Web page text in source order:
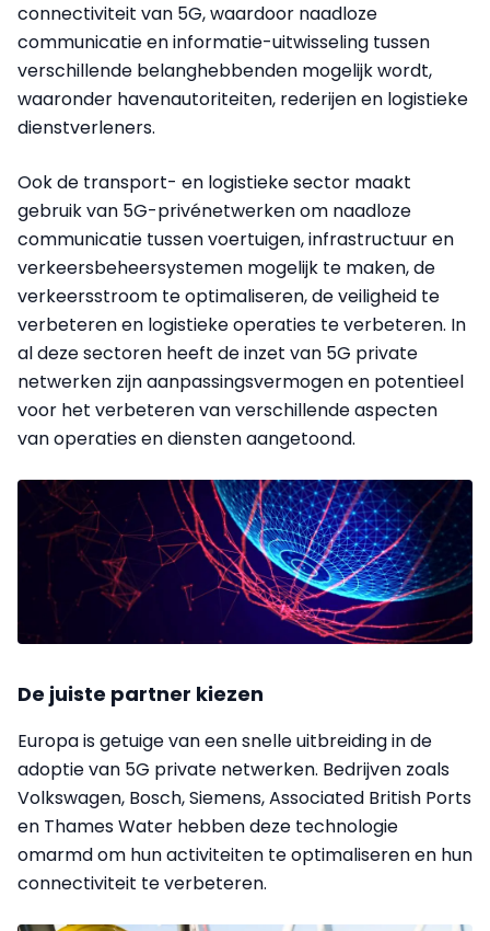
connectiviteit van 5G, waardoor naadloze
communicatie en informatie-uitwisseling tussen
verschillende belanghebbenden mogelijk wordt,
waaronder havenautoriteiten, rederijen en logistieke
dienstverleners.
Ook de transport- en logistieke sector maakt
gebruik van 5G-privénetwerken om naadloze
communicatie tussen voertuigen, infrastructuur en
verkeersbeheersystemen mogelijk te maken, de
verkeersstroom te optimaliseren, de veiligheid te
verbeteren en logistieke operaties te verbeteren. In
al deze sectoren heeft de inzet van 5G private
netwerken zijn aanpassingsvermogen en potentieel
voor het verbeteren van verschillende aspecten
van operaties en diensten aangetoond.
De juiste partner kiezen
Europa is getuige van een snelle uitbreiding in de
adoptie van 5G private netwerken. Bedrijven zoals
Volkswagen, Bosch, Siemens, Associated British Ports
en Thames Water hebben deze technologie
omarmd om hun activiteiten te optimaliseren en hun
connectiviteit te verbeteren.